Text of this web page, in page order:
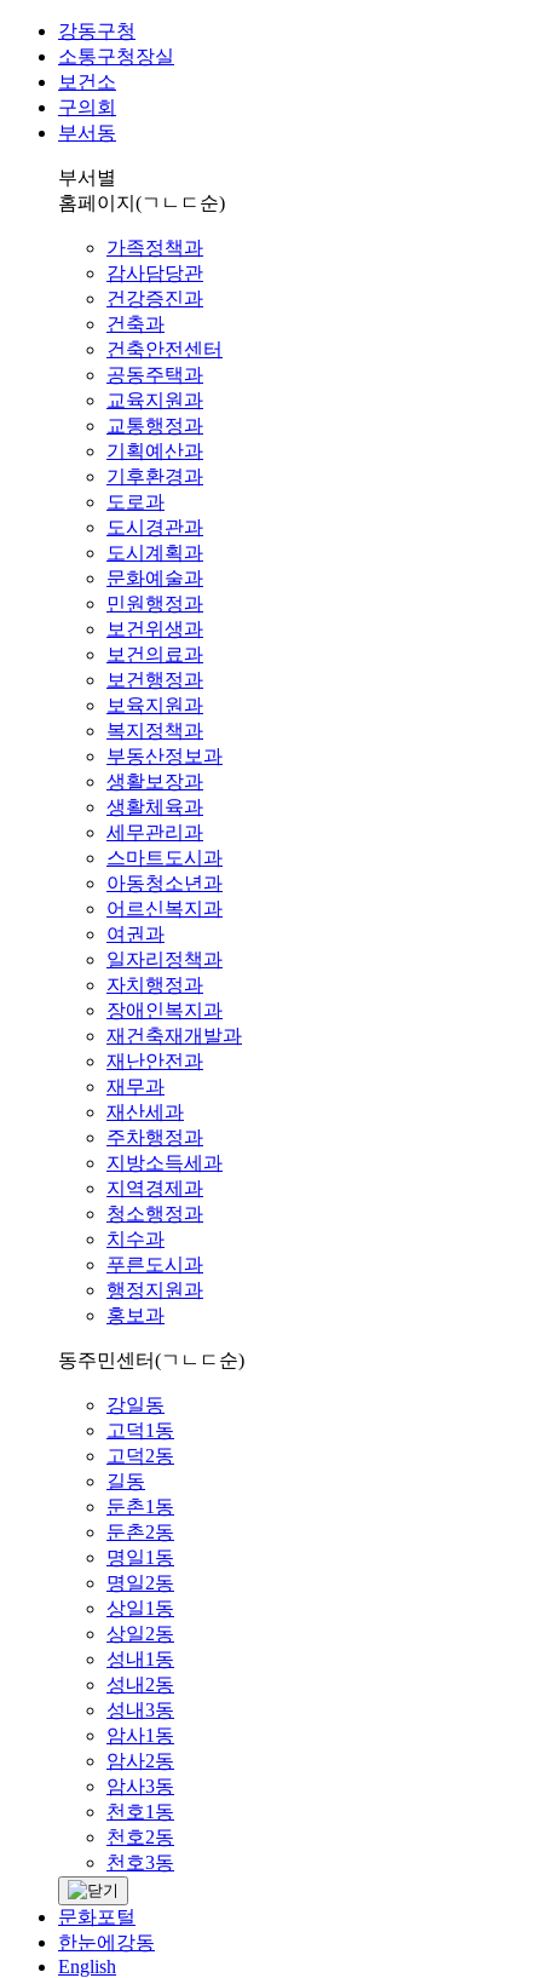
강동구청
소통구청장실
보건소
구의회
부서동
부서별
홈페이지 (ㄱㄴㄷ순)
가족정책과
감사담당관
건강증진과
건축과
건축안전센터
공동주택과
교육지원과
교통행정과
기획예산과
기후환경과
도로과
도시경관과
도시계획과
문화예술과
민원행정과
보건위생과
보건의료과
보건행정과
보육지원과
복지정책과
부동산정보과
생활보장과
생활체육과
세무관리과
스마트도시과
아동청소년과
어르신복지과
여권과
일자리정책과
자치행정과
장애인복지과
재건축재개발과
재난안전과
재무과
재산세과
주차행정과
지방소득세과
지역경제과
청소행정과
치수과
푸른도시과
행정지원과
홍보과
동주민센터(ㄱㄴㄷ순)
강일동
고덕1동
고덕2동
길동
둔촌1동
둔촌2동
명일1동
명일2동
상일1동
상일2동
성내1동
성내2동
성내3동
암사1동
암사2동
암사3동
천호1동
천호2동
천호3동
문화포털
한눈에강동
English